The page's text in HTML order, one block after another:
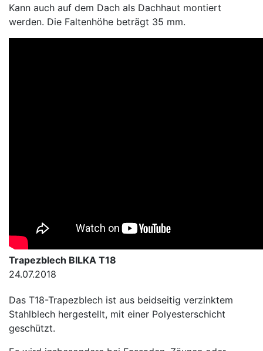
Kann auch auf dem Dach als Dachhaut montiert
werden. Die Faltenhöhe beträgt 35 mm.
Trapezblech BILKA T18
24.07.2018
Das T18-Trapezblech ist aus beidseitig verzinktem
Stahlblech hergestellt, mit einer Polyesterschicht
geschützt.